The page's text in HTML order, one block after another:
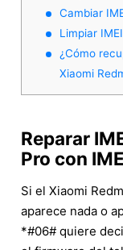
Cambiar
Limpiar
¿Cómo
Xiaomi
Reparar
Pro con
Si el Xiaomi
aparece nada o
*#06# quiere